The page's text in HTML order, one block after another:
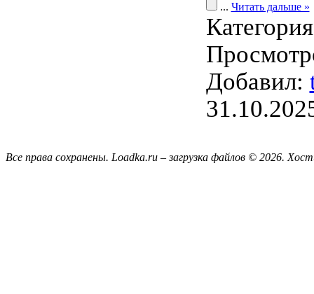
... Читать дальше »
Добавил:
Все права сохранены. Loadka.ru – загрузка файлов © 2026.